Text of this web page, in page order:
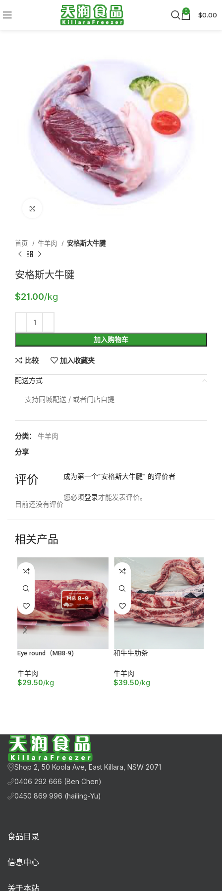
0 $0.00
首页 牛羊肉 安格斯大牛腱
安格斯大牛腱
$21.00/kg
加入购物车
比较 加入收藏夹
配送方式
支持同城配送 / 或者门店自提
分类：
牛羊肉
分享
评价
目前还没有评价
成为第一个“安格斯大牛腱” 的评价者
您必须登录才能发表评价。
相关产品
Eye round（MB8-9)
牛羊肉
$29.50/kg
和牛牛肋条
牛羊肉
$39.50/kg
Shop 2, 50 Koola Ave, East Killara, NSW 2071
0406 292 666 (Ben Chen)
0450 869 996 (hailing-Yu)
食品目录
信息中心
关于本站